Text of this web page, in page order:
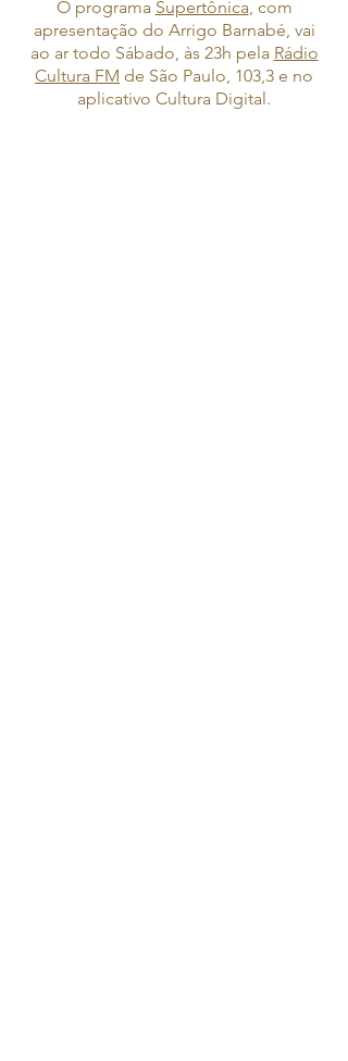
O programa Supertônica, com
apresentação do Arrigo Barnabé, vai
ao ar todo Sábado, às 23h pela Rádio
Cultura FM de São Paulo, 103,3 e no
aplicativo Cultura Digital.